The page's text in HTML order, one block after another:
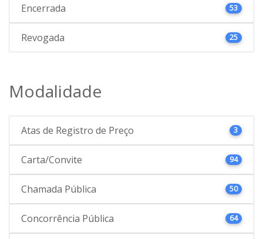
Encerrada 53
Revogada 25
Modalidade
Atas de Registro de Preço 3
Carta/Convite 94
Chamada Pública 50
Concorrência Pública 64